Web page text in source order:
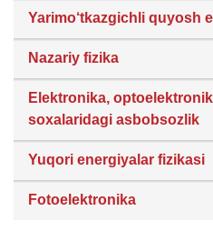
Yarimo‘tkazgichli quyosh
Nazariy fizika
Elektronika,
soxalaridagi asbobsozlik
Yuqori energiyalar fizikasi
Fotoelektronika